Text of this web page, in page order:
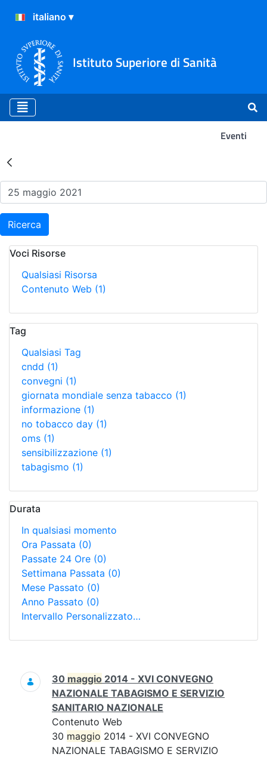
Istituto Superiore di Sanità
Eventi
Risultati della Ricerca -
Ricerca
Voci Risorse
Qualsiasi Risorsa
Contenuto Web (1)
Tag
Qualsiasi Tag
cndd (1)
convegni (1)
giornata mondiale senza tabacco (1)
informazione (1)
no tobacco day (1)
oms (1)
sensibilizzazione (1)
tabagismo (1)
Durata
In qualsiasi momento
Ora Passata (0)
Passate 24 Ore (0)
Settimana Passata (0)
Mese Passato (0)
Anno Passato (0)
Intervallo Personalizzato…
Ricerca
30 maggio 2014 - XVI CONVEGNO
NAZIONALE TABAGISMO E SERVIZIO
SANITARIO NAZIONALE
Contenuto Web
30 maggio 2014 - XVI CONVEGNO
NAZIONALE TABAGISMO E SERVIZIO